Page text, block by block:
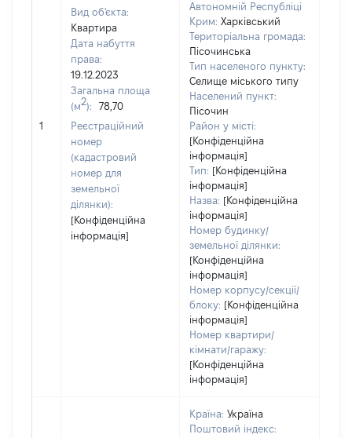
1
Вид об'єкта:
Квартира
Дата набуття
права:
19.12.2023
Загальна площа
(м2):
78,70
Реєстраційний
номер
(кадастровий
номер для
земельної
ділянки):
[Конфіденційна
інформація]
Автономній Республіці
Крим: Харківський
Територіальна громада:
Пісочинська
Тип населеного пункту:
Селище міського типу
Населений пункт:
Пісочин
Район у місті:
[Конфіденційна
інформація]
Тип: [Конфіденційна
інформація]
Назва: [Конфіденційна
інформація]
Номер будинку/
земельної ділянки:
[Конфіденційна
інформація]
Номер корпусу/секції/
блоку: [Конфіденційна
інформація]
Номер квартири/
кімнати/гаражу:
[Конфіденційна
інформація]
Країна: Україна
Поштовий індекс: